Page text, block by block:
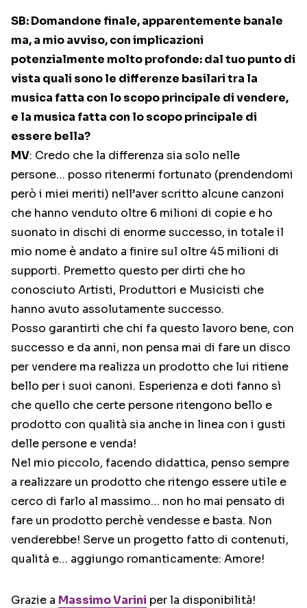
SB: Domandone finale, apparentemente banale
ma, a mio avviso, con implicazioni
potenzialmente molto profonde: dal tuo punto di
vista quali sono le differenze basilari tra la
musica fatta con lo scopo principale di vendere,
e la musica fatta con lo scopo principale di
essere bella?
MV: Credo che la differenza sia solo nelle
persone… posso ritenermi fortunato (prendendomi
però i miei meriti) nell’aver scritto alcune canzoni
che hanno venduto oltre 6 milioni di copie e ho
suonato in dischi di enorme successo, in totale il
mio nome è andato a finire sul oltre 45 milioni di
supporti. Premetto questo per dirti che ho
conosciuto Artisti, Produttori e Musicisti che
hanno avuto assolutamente successo.
Posso garantirti che chi fa questo lavoro bene, con
successo e da anni, non pensa mai di fare un disco
per vendere ma realizza un prodotto che lui ritiene
bello per i suoi canoni. Esperienza e doti fanno sì
che quello che certe persone ritengono bello e
prodotto con qualità sia anche in linea con i gusti
delle persone e venda!
Nel mio piccolo, facendo didattica, penso sempre
a realizzare un prodotto che ritengo essere utile e
cerco di farlo al massimo… non ho mai pensato di
fare un prodotto perchè vendesse e basta. Non
venderebbe! Serve un progetto fatto di contenuti,
qualità e… aggiungo romanticamente: Amore!
Grazie a Massimo Varini per la disponibilità!